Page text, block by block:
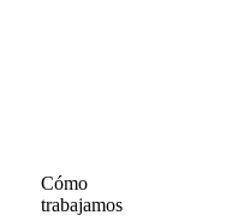
Cómo
trabajamos